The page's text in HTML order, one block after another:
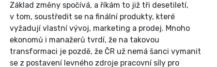
Základ změny spočívá, a říkám to již tři desetiletí,
v tom, soustředit se na finální produkty, které
vyžadují vlastní vývoj, marketing a prodej. Mnoho
ekonomů i manažerů tvrdí, že na takovou
transformaci je pozdě, že ČR už nemá šanci vymanit
se z postavení levného zdroje pracovní síly pro